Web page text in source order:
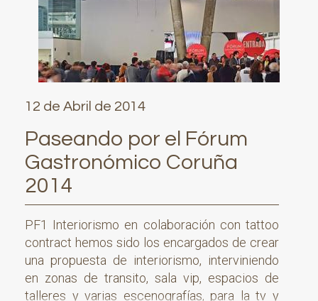
12 de Abril de 2014
Paseando por el Fórum
Gastronómico Coruña
2014
PF1 Interiorismo en colaboración con tattoo
contract hemos sido los encargados de crear
una propuesta de interiorismo, interviniendo
en zonas de transito, sala vip, espacios de
talleres y varias escenografías, para la tv y